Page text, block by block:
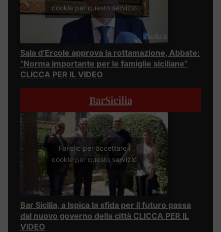
cookie per questo servizio
Sala d’Ercole approva la rottamazione, Abbate:
“Norma importante per le famiglie siciliane”
CLICCA PER IL VIDEO
BarSicilia
Fai clic per accettare i
cookie per questo servizio
Bar Sicilia, a Ispica la sfida per il futuro passa
dal nuovo governo della città CLICCA PER IL
VIDEO